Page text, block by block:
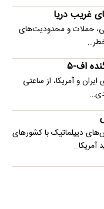
غریب دریا
حملات و محدودیت‌های
اف-۵
ایران و آمریکا، از ساعتی
دیپلماتیک با کشورهای